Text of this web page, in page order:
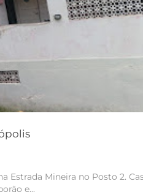
- Petrópolis
Estrada Mineira no Posto 2.
e...